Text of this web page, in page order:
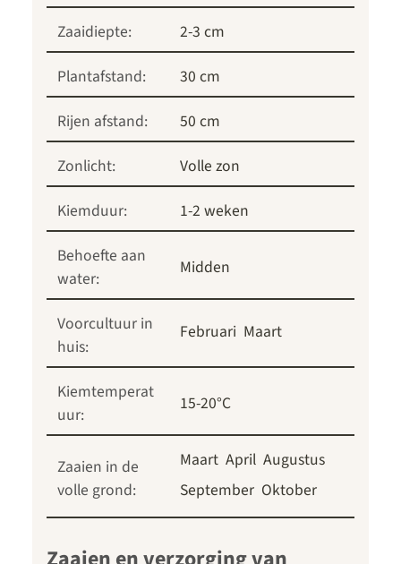
Zaaidiepte:
2-3 cm
Plantafstand:
30 cm
Rijen afstand:
50 cm
Zonlicht:
Volle zon
Kiemduur:
1-2 weken
Behoefte aan
water:
Midden
Voorcultuur in
huis:
Februari Maart
Kiemtemperat
uur:
15-20°C
Zaaien in de
volle grond:
Maart April Augustus
September Oktober